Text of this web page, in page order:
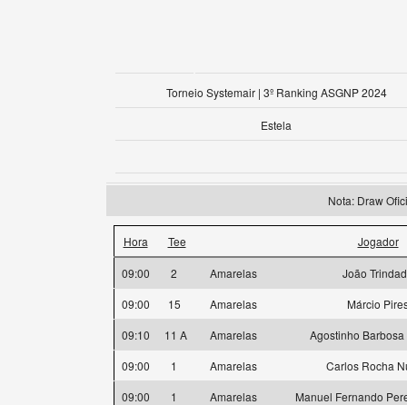
Torneio Systemair | 3º Ranking ASGNP 2024
Estela
Nota: Draw
Hora Tee Jogador
09:00 2 Amarelas
João
09:00
15 Amarelas
Márcio
09:10
11 A Amarelas
Agostinho Barbosa
09:00
1 Amarelas
Carlos Rocha
09:00
1 Amarelas
Manuel Fernando